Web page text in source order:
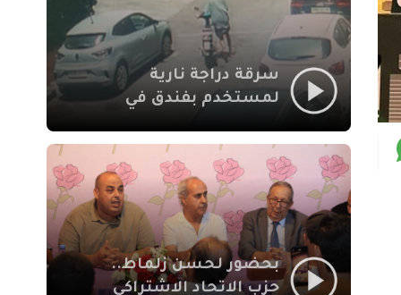
سرقة دراجة نارية
لمستخدم بفندق في
بمراكش
بحضور لحسن زلماط..
حزب الاتحاد الاشتراكي